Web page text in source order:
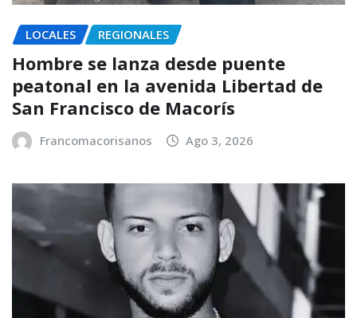
LOCALES REGIONALES
Hombre se lanza desde puente
peatonal en la avenida Libertad de
San Francisco de Macorís
Francomacorisanos Ago 3, 2026